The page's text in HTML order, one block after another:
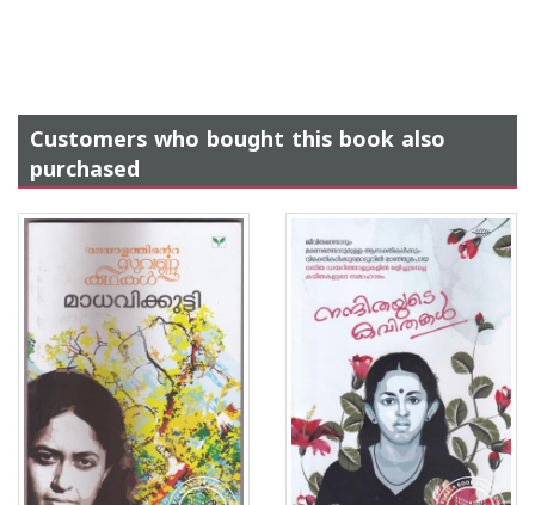
Customers who bought this book also
purchased